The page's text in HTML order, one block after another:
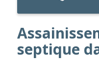
septique